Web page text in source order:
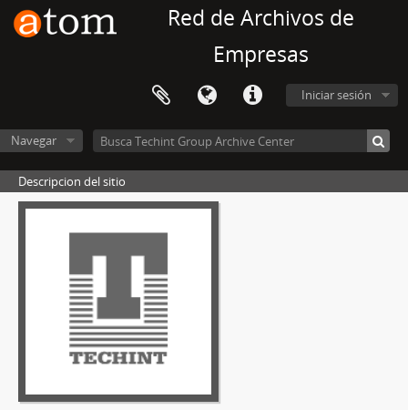
Red de Archivos de
Empresas
Iniciar sesión
Navegar
Descripcion del sitio